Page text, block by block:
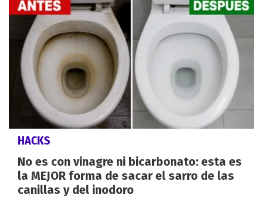
HACKS
No es con vinagre ni bicarbonato: esta es
la MEJOR forma de sacar el sarro de las
canillas y del inodoro